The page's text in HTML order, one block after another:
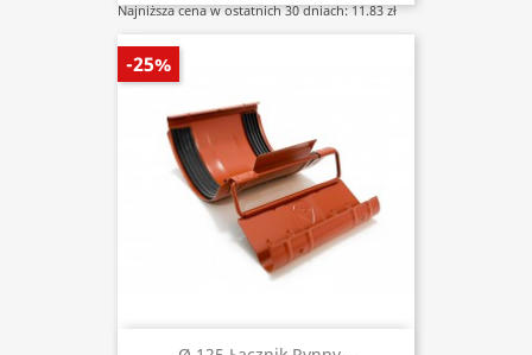
Najniższa cena w ostatnich 30 dniach: 11.83 zł
-25%